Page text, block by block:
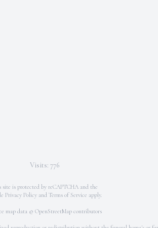
Visits: 776
site is protected by reCAPTCHA and the
Privacy Policyand Terms of Service apply.
map data © OpenStreetMap contributors